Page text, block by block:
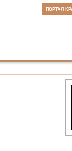
ПОРТАЛ